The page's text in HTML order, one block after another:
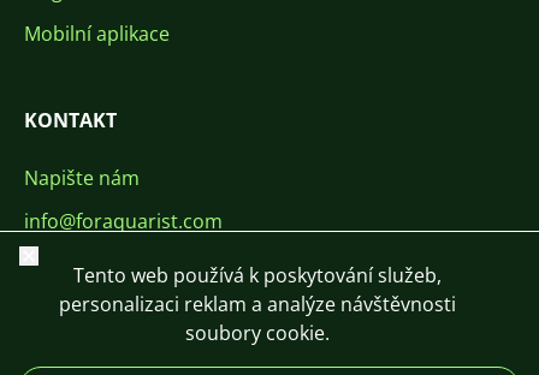
Mobilní aplikace
KONTAKT
Napište nám
info@foraquarist.com
+420 603 449 602
Zavřít
Tento web používá k poskytování služeb,
personalizaci reklam a analýze návštěvnosti
soubory cookie.